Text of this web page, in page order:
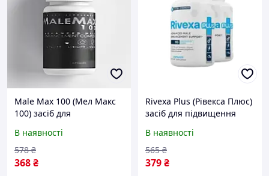
Male Max 100 (Мел Макс
100) засіб для
В наявності
368₴
578 ₴
Rivexa Plus (Рівекса Плюс)
засіб для підвищення
В наявності
379₴
565 ₴